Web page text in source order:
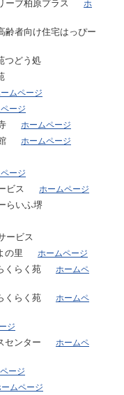
ーブ柏原プラス
ホ
者向け住宅はっぴー
つどう処
ムページ
ージ
ホームページ
ホームページ
ージ
ビス
ホームページ
らいふ堺
ービス
の里
ホームページ
くらく苑
ホームペ
くらく苑
ホームペ
ジ
センター
ホームペ
ージ
ムページ